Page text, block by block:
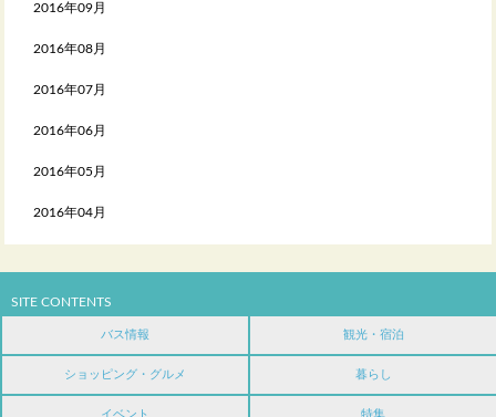
2016年09月
2016年08月
2016年07月
2016年06月
2016年05月
2016年04月
SITE CONTENTS
バス情報 観光・宿泊
ショッピング・グルメ 暮らし
イベント 特集